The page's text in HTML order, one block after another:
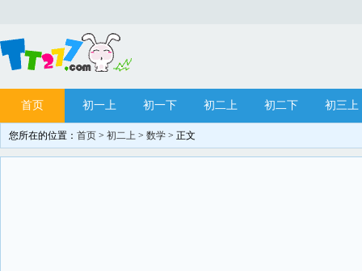
首页 初一上 初一下 初二上 初二下 初三上
网站站务 目录
您所在的位置： 首页 > 初二上 > 数学 > 正文